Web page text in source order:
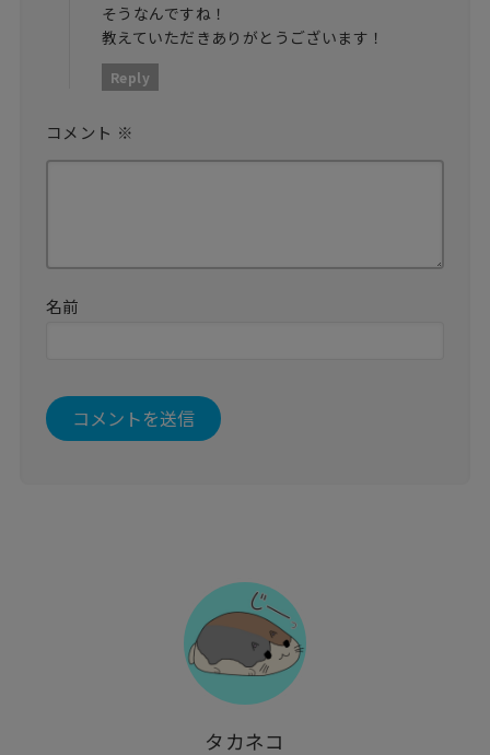
そうなんですね！
教えていただきありがとうございます！
Reply
コメント ※
名前
タカネコ